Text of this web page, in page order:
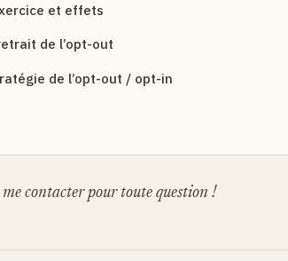
et effets
de l’opt-out
de l’opt-out / opt-in
contacter pour toute question !